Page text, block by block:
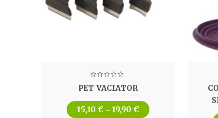
PET VACIATOR
15,10 € – 19,90 €